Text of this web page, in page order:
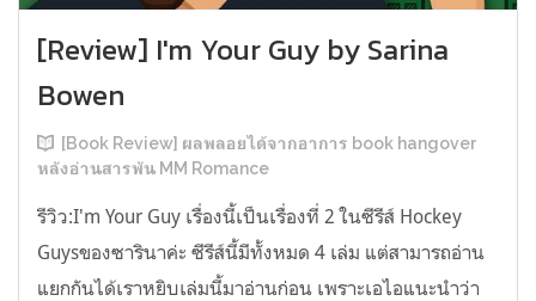
[Review] I'm Your Guy by Sarina
Bowen
[Book Review] ผลพลอยได้จากอาการ book hangover
หลังอ่านสารพัน MM Romance
รีวิว:I'm Your Guy เรื่องนี้เป็นเรื่องที่ 2 ในซีรีส์ Hockey
Guysของซารินาค่ะ ซีรีส์นี้มีทั้งหมด 4 เล่ม แต่สามารถอ่าน
แยกกันได้เราหยิบเล่มนี้มาอ่านก่อน เพราะเอไอแนะนำว่า